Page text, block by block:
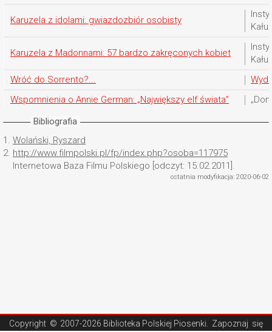
Karuzela z idolami: gwiazdozbiór osobisty
Karuzela z Madonnami: 57 bardzo zakręconych kobiet
Wróć do Sorrento?...
Wspomnienia o Annie German: „Największy elf świata”
Bibliografia
1. Wolański, Ryszard
2. http://www.filmpolski.pl/fp/index.php?osoba=117975
Internetowa Baza Filmu Polskiego [odczyt: 15.02.2011].
ostatnia modyfikacja: 2020-06-02
Copyright © 2007-2026 Biblioteka Polskiej Piosenki . Zapoznaj się